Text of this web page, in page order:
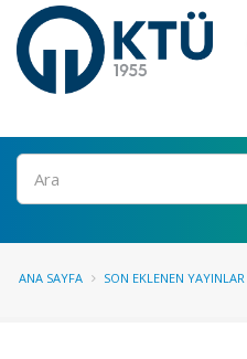
Ara
ANA SAYFA SON EKLENEN YAYINLAR